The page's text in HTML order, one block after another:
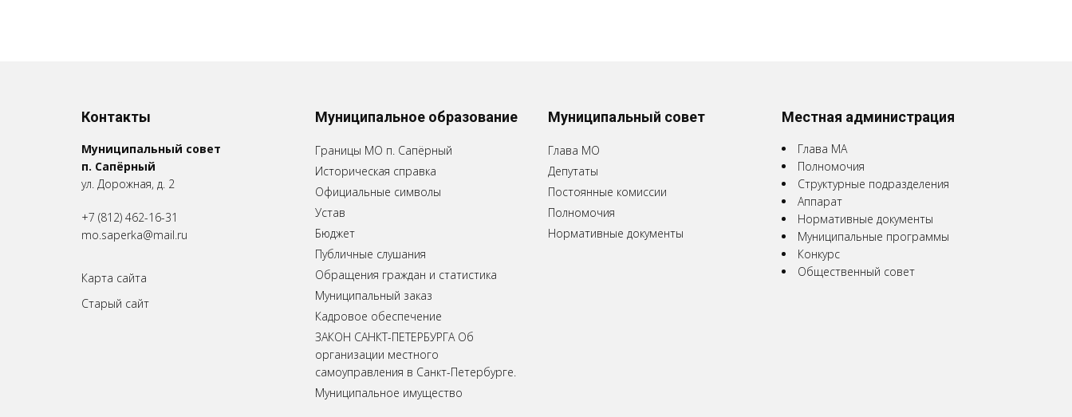
Контакты
Муниципальный совет
п. Сапёрный
ул. Дорожная, д. 2
+7 (812) 462-16-31
mo.saperka@mail.ru
Карта сайта
Старый сайт
Муниципальное образование
Границы МО п. Сапёрный
Историческая справка
Официальные символы
Устав
Бюджет
Публичные слушания
Обращения граждан и статистика
Муниципальный заказ
Кадровое обеспечение
ЗАКОН САНКТ-ПЕТЕРБУРГА Об
организации местного
самоуправления в Санкт-Петербурге.
Муниципальное имущество
Муниципальный совет
Глава МО
Депутаты
Постоянные комиссии
Полномочия
Нормативные документы
Местная администрация
Глава МА
Полномочия
Структурные подразделения
Аппарат
Нормативные документы
Муниципальные программы
Конкурс
Общественный совет